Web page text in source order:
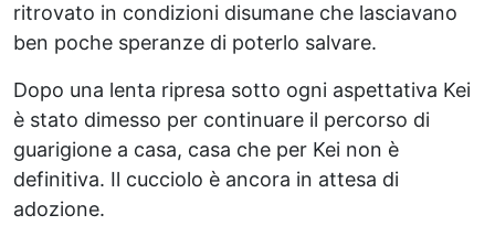
ritrovato in condizioni disumane che lasciavano
ben poche speranze di poterlo salvare.
Dopo una lenta ripresa sotto ogni aspettativa Kei
è stato dimesso per continuare il percorso di
guarigione a casa, casa che per Kei non è
definitiva. Il cucciolo è ancora in attesa di
adozione.